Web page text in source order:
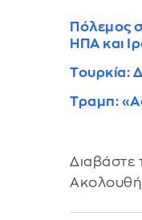
Πόλεμος
ΗΠΑ και
Τουρκία:
Τραμπ:
Διαβάστε